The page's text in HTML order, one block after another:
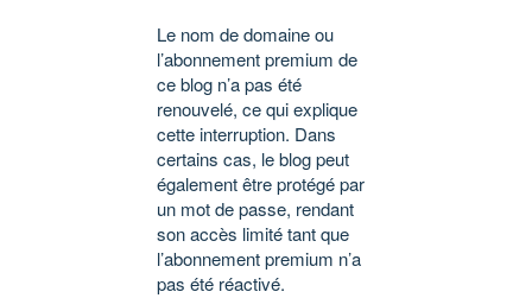
Le nom de domaine ou
l’abonnement premium de
ce blog n’a pas été
renouvelé, ce qui explique
cette interruption. Dans
certains cas, le blog peut
également être protégé par
un mot de passe, rendant
son accès limité tant que
l’abonnement premium n’a
pas été réactivé.